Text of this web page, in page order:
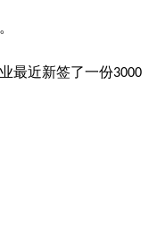
最近新签了一份3000